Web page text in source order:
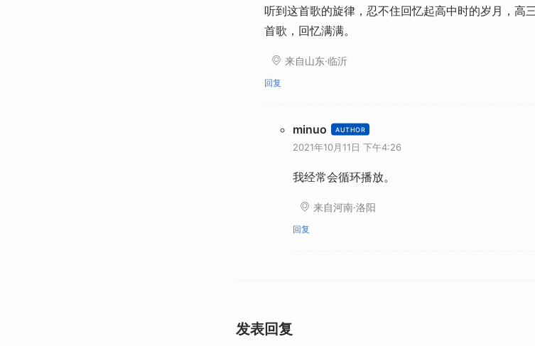
听到这首歌的旋律，忍不住回忆起高中时的岁月，高
首歌，回忆满满。
来自山东·临沂
回复
minuo
2021年10月11日 下午4:26
我经常会循环播放。
来自河南·洛阳
回复
发表回复